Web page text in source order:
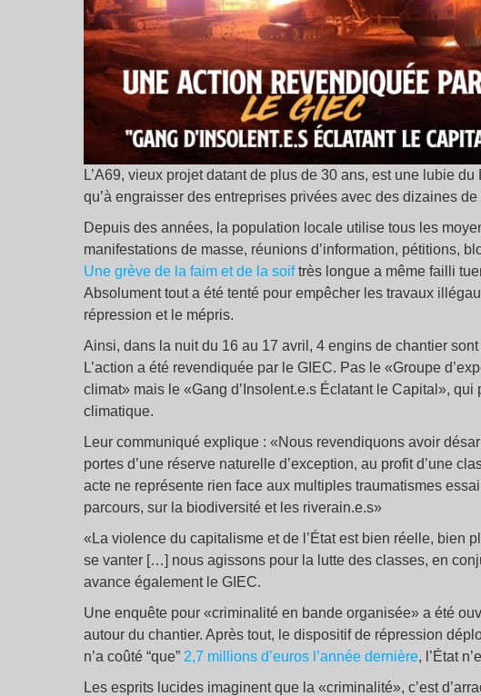
L’A69, vieux projet datant de plus de 30 ans, est une lubie
qu’à engraisser des entreprises privées avec des dizaines de
Depuis des années, la population locale utilise tous les
manifestations de masse, réunions d’information, pétitions,
Une grève de la faim et de la soiftrès longue a même failli
Absolument tout a été tenté pour empêcher les travaux
répression et le mépris.
Ainsi, dans la nuit du 16 au 17 avril, 4 engins de chantier
L’action a été revendiquée par le GIEC. Pas le «Groupe
climat» mais le «Gang d’Insolent.e.s Éclatant le Capital»,
climatique.
Leur communiqué explique : «Nous revendiquons avoir
portes d’une réserve naturelle d’exception, au profit d’une
acte ne représente rien face aux multiples traumatismes
parcours, sur la biodiversité et les riverain.e.s»
«La violence du capitalisme et de l’État est bien réelle, bien
se vanter […] nous agissons pour la lutte des classes, en
avance également le GIEC.
Une enquête pour «criminalité en bande organisée» a été
autour du chantier. Après tout, le dispositif de répression
n’a coûté “que” 2,7 millions d’euros l’année dernière, l’État
Les esprits lucides imaginent que la «criminalité», c’est